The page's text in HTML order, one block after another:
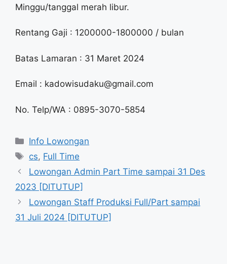
Minggu/tanggal merah libur.
Rentang Gaji : 1200000-1800000 / bulan
Batas Lamaran : 31 Maret 2024
Email : kadowisudaku@gmail.com
No. Telp/WA : 0895-3070-5854
Categories
Info Lowongan
Tags
cs, Full Time
Lowongan Admin Part Time sampai 31 Des
2023 [DITUTUP]
Lowongan Staff Produksi Full/Part sampai
31 Juli 2024 [DITUTUP]